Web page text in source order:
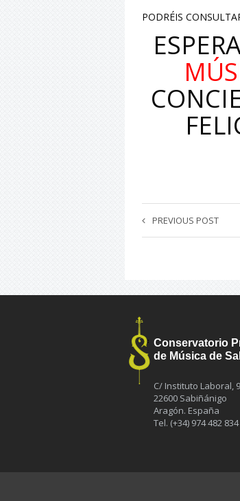
PODRÉIS
PREVIOUS POST
Conservatorio
de Música de
C/ Instituto Laboral, 9
22600 Sabiñánigo
Aragón. España
Tel. (+34) 974 482 834